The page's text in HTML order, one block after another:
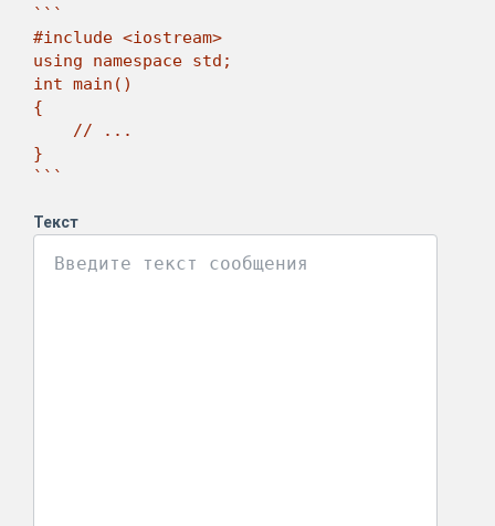
```
#include <iostream>
using namespace std;
int main()
{
}
```
Текст